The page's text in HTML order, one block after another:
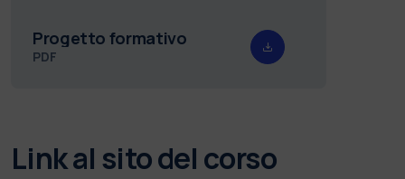
Progetto formativo
PDF
Link al sito del corso